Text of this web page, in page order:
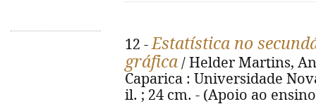
12 -Estatística no
gráfica / Helder Martins,
Caparica : Universidade
il. ; 24 cm. - (Apoio ao